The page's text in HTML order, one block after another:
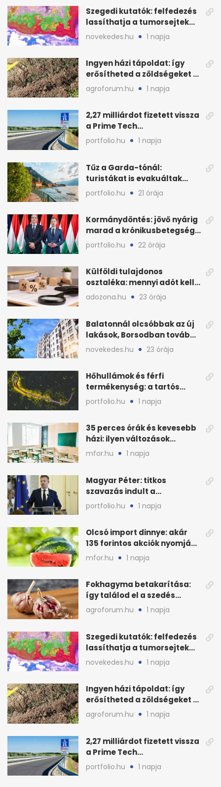
Szegedi kutatók: felfedezés
lassíthatja a tumorsejtek
terjedését
novekedes.hu 1 napja
Ingyen házi tápoldat: így
erősítheted a zöldségeket a
hőhullám után
agroforum.hu 1 napja
2,27 milliárdot fizetett vissza
a Prime Tech
Magántőkealap az
államnak
portfolio.hu 1 napja
Tűz a Garda-tónál:
turistákat is evakuáltak
Tignale térségéből
portfolio.hu 21 órája
Kormánydöntés: jövő nyárig
marad a krónikusbetegség-
menedzsment
portfolio.hu 22 órája
Külföldi tulajdonos
osztaléka: mennyi adót kell
levonni 2026-ban?
adozona.hu 23 órája
Balatonnál olcsóbbak az új
lakások, Borsodban tovább
drágulnak
novekedes.hu 23 órája
Hőhullámok és férfi
termékenység: a tartós
hőstressz kimutathatóan
ront
portfolio.hu 1 napja
35 perces órák és kevesebb
házi: ilyen változások
jöhetnek az iskolákban
mfor.hu 1 napja
Magyar Péter: titkos
szavazás indult a
köztársasági elnökjelöltről
portfolio.hu 1 napja
Olcsó import dinnye: akár
135 forintos akciók nyomják
le a piacot
mfor.hu 1 napja
Fokhagyma betakarítása:
így találod el a szedés
legjobb időpontját
agroforum.hu 1 napja
Szegedi kutatók: felfedezés
lassíthatja a tumorsejtek
terjedését
novekedes.hu 1 napja
Ingyen házi tápoldat: így
erősítheted a zöldségeket a
hőhullám után
agroforum.hu 1 napja
2,27 milliárdot fizetett vissza
a Prime Tech
Magántőkealap az
államnak
portfolio.hu 1 napja